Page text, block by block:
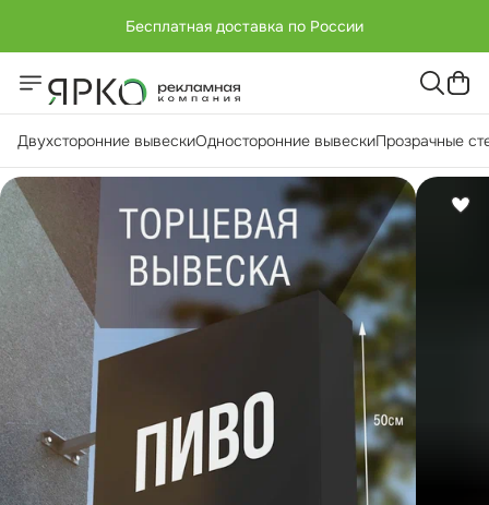
Бесплатная доставка по России
Бесплатная доставка по России
Двухсторонние вывескиОдносторонние вывескиПрозрачные